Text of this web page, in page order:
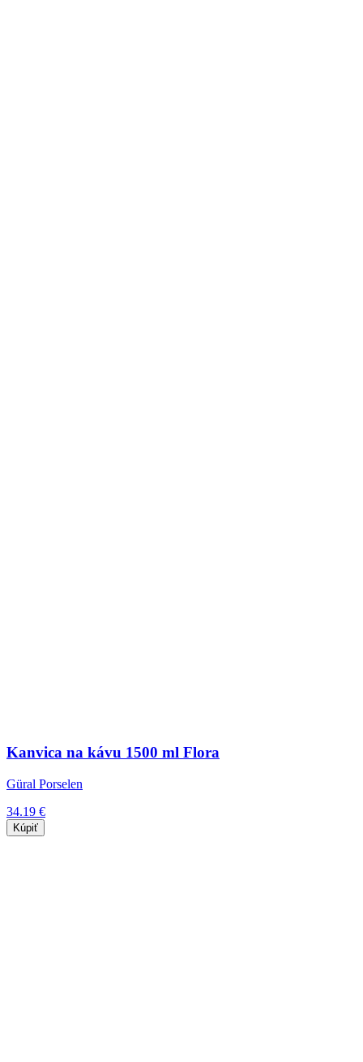
Kanvica na kávu 1500 ml Flora
Güral Porselen
34.19 €
Kúpiť